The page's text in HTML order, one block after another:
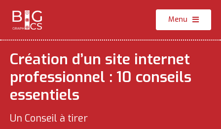
Menu
Création d’un site internet
professionnel : 10 conseils
essentiels
Un Conseil à tirer